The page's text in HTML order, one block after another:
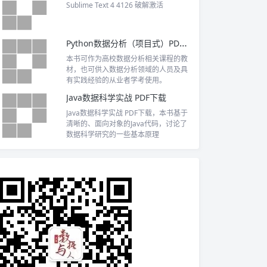
Sublime Text 4 4126 破解激活
Python数据分析（项目式）PDF下载
本书可作为高校数据分析相关课程的教
材，也可供入数据分析领域的人员及具
有实践经验的从业者学考使用。
Java数据科学实战 PDF下载
Java数据科学实战 PDF下载，本书基于
清晰的、面向对象的Java代码，讨论了
数据科学研究的一些基本原理